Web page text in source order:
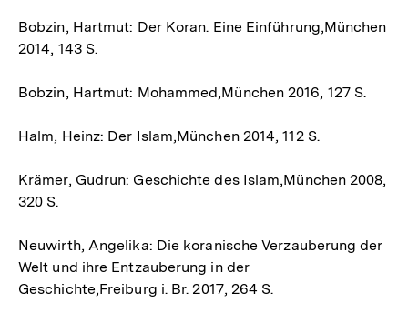
Bobzin, Hartmut: Der Koran. Eine Einführung,München
2014, 143 S.
Bobzin, Hartmut: Mohammed,München 2016, 127 S.
Halm, Heinz: Der Islam,München 2014, 112 S.
Krämer, Gudrun: Geschichte des Islam,München 2008,
320 S.
Neuwirth, Angelika: Die koranische Verzauberung der
Welt und ihre Entzauberung in der
Geschichte,Freiburg i. Br. 2017, 264 S.